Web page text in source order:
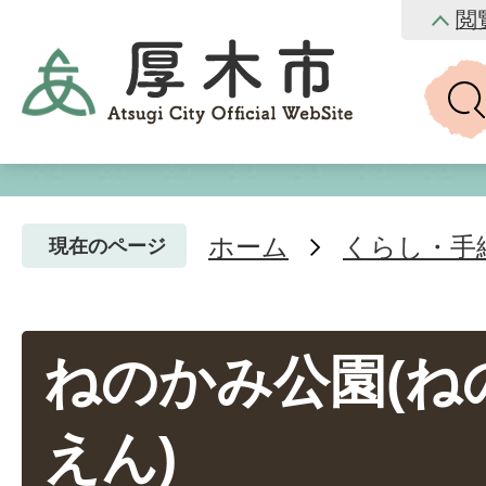
閲
現在のページ ホーム くらし・手
ねのかみ公園(ね
えん)